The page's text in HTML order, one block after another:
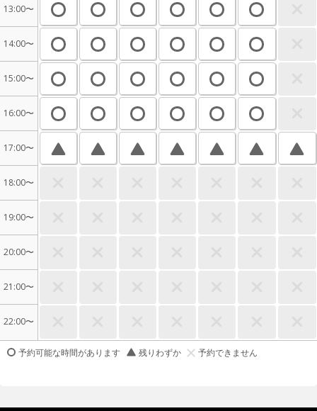
13:00〜
14:00〜
15:00〜
16:00〜
17:00〜
18:00〜
19:00〜
20:00〜
21:00〜
22:00〜
予約可能な時間があります 残りわずか 予約できません